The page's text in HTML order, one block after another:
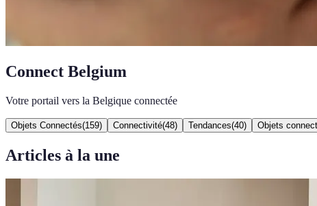
Connect Belgium
Votre portail vers la Belgique connectée
Objets Connectés(159) Connectivité(48) Tendances(40) Objets
Articles à la une